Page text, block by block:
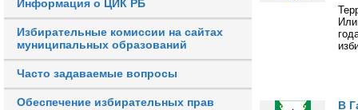
Информация о ЦИК РБ
Избирательные комиссии на сайтах
муниципальных образований
Часто задаваемые вопросы
Обеспечение избирательных прав
В